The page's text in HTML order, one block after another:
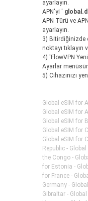
ayarlayın.
APN'yi '
APN Türü ve
ayarlayın.
3) Bitirdiğinizde
noktayı tıklayın
4) 'FlowVPN
Ayarlar
5) Cihazınızı
Global eSIM for
Global eSIM for
Global eSIM for
Global eSIM for
Global eSIM for
Republic -
the Congo -
for Estonia -
for France -
Germany -
Gibraltar -